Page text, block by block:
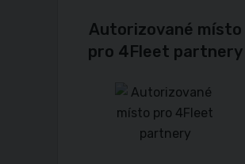
Autorizované místo
pro 4Fleet partnery